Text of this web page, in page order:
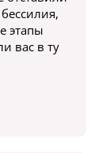
этапы
вас в ту